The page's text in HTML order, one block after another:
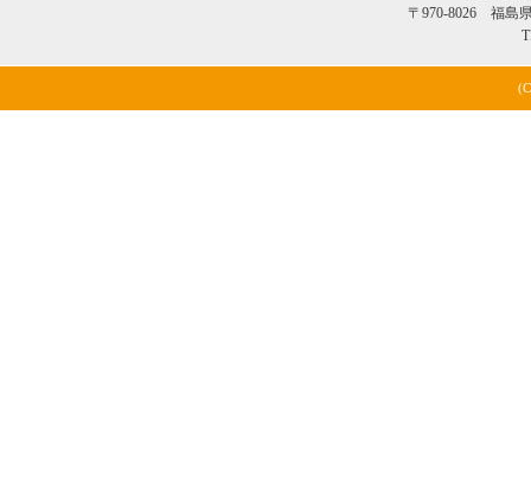
〒970-8026 福島